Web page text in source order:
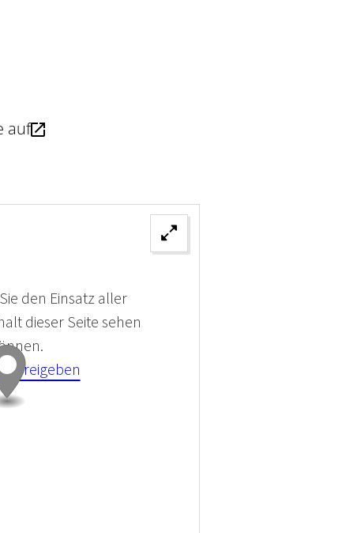
auf
den Einsatz aller
dieser Seite sehen
Freigeben